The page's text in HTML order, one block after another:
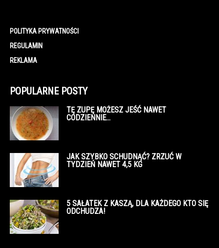
POLITYKA PRYWATNOŚCI
REGULAMIN
REKLAMA
POPULARNE POSTY
TĘ ZUPĘ MOŻESZ JEŚĆ NAWET
CODZIENNIE…
JAK SZYBKO SCHUDNĄĆ? ZRZUĆ W
TYDZIEŃ NAWET 4,5 KG
5 SAŁATEK Z KASZĄ, DLA KAŻDEGO KTO SIĘ
ODCHUDZA!